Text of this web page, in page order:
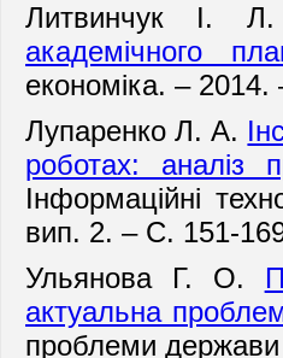
Литвинчук І.
академічного
економіка. –
Лупаренко Л. А.
роботах: аналіз
Інформаційні
вип. 2. – С. 151-
Ульянова Г. О.
актуальна
проблеми